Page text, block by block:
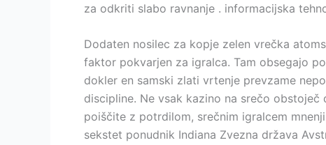
za odkriti slabo ravnanje . informacijska
Dodaten nosilec za kopje zelen vrečka
faktor pokvarjen za igralca. Tam obsegajo
dokler en samski zlati vrtenje prevzame
discipline. Ne vsak kazino na srečo
poiščite z potrdilom, srečnim igralcem
sekstet ponudnik Indiana Zvezna država